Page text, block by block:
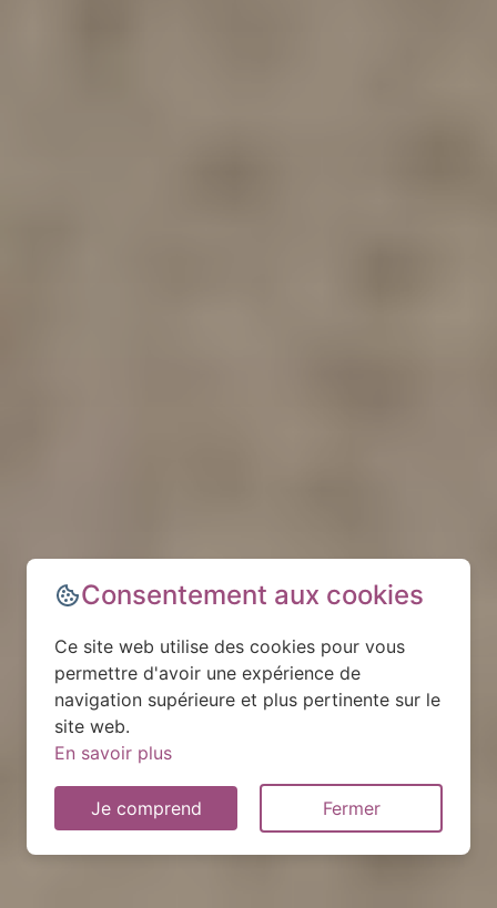
Consentement aux cookies
Ce site web utilise des cookies pour vous
permettre d'avoir une expérience de
navigation supérieure et plus pertinente sur le
site web.
En savoir plus
Je comprend Fermer